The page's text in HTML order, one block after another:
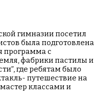
гимназии посетил
была подготовлена
программа с
фабрики пастилы и
где ребятам было
путешествие на
классами и